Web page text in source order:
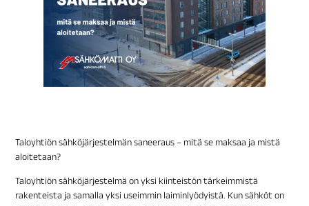
Taloyhtiön sähköjärjestelmän saneeraus – mitä se maksaa ja mistä
aloitetaan?
Taloyhtiön sähköjärjestelmä on yksi kiinteistön tärkeimmistä
rakenteista ja samalla yksi useimmin laiminlyödyistä. Kun sähköt on